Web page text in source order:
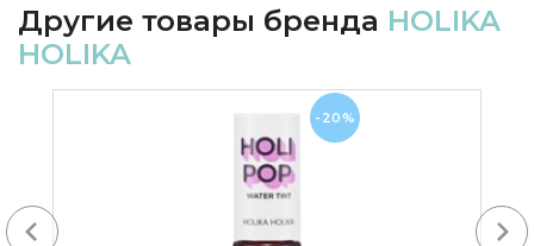
Другие товары бренда HOLIKA
HOLIKA
-20%